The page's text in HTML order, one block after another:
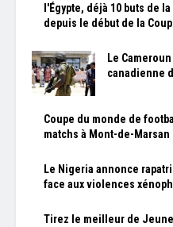
l'Égypte, déjà 10 buts de
depuis le début de la
Le
canadienne
Coupe du monde de
matchs à Mont-de-Marsan
Le Nigeria annonce
face aux violences
Tirez le meilleur de